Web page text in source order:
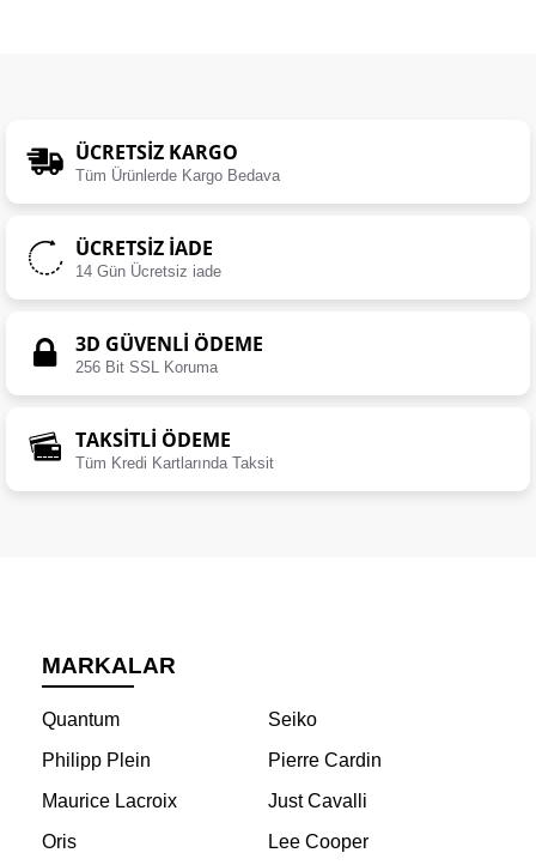
ÜCRETSIZ KARGO
Tüm Ürünlerde Kargo Bedava
ÜCRETSIZ İADE
14 Gün Ücretsiz iade
3D GÜVENLİ ÖDEME
256 Bit SSL Koruma
TAKSİTLİ ÖDEME
Tüm Kredi Kartlarında Taksit
MARKALAR
Quantum
Seiko
Philipp Plein
Pierre Cardin
Maurice Lacroix
Just Cavalli
Oris
Lee Cooper